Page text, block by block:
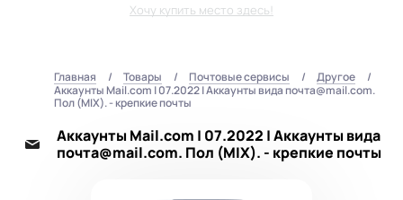
Хочу купить место здесь!
Главная Товары Почтовые сервисы
Другое
Аккаунты Mail.com | 07.2022 | Аккаунты вида почта@mail.com.
Пол (MIX). - крепкие почты
Аккаунты Mail.com | 07.2022 | Аккаунты вида
почта@mail.com. Пол (MIX). - крепкие почты